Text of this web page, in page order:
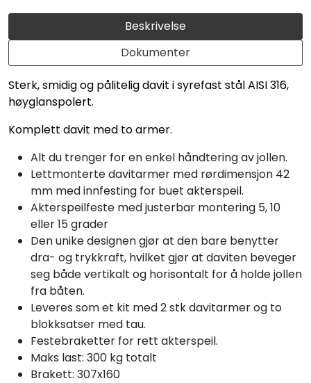
Beskrivelse
Dokumenter
Sterk, smidig og pålitelig davit i syrefast stål AISI 316,
høyglanspolert.
Komplett davit med to armer.
Alt du trenger for en enkel håndtering av jollen.
Lettmonterte davitarmer med rørdimensjon 42
mm med innfesting for buet akterspeil.
Akterspeilfeste med justerbar montering 5, 10
eller 15 grader
Den unike designen gjør at den bare benytter
dra- og trykkraft, hvilket gjør at daviten beveger
seg både vertikalt og horisontalt for å holde jollen
fra båten.
Leveres som et kit med 2 stk davitarmer og to
blokksatser med tau.
Festebraketter for rett akterspeil.
Maks last: 300 kg totalt
Brakett: 307x160